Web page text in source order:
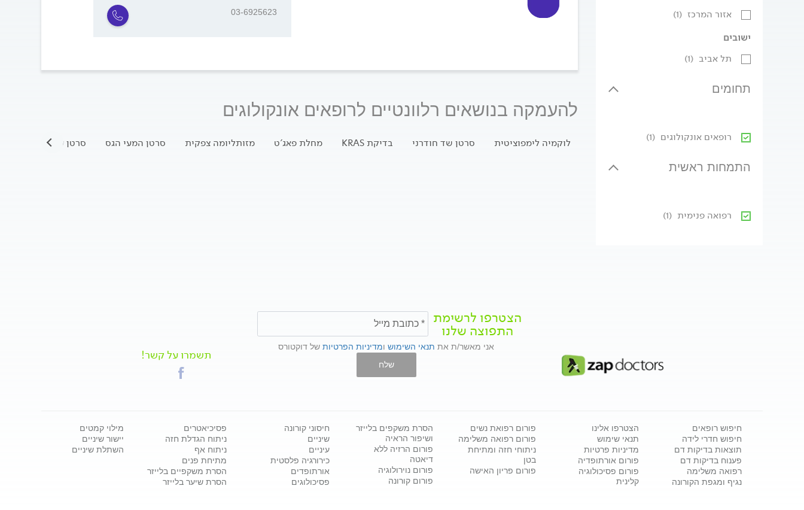
אזור המרכז (1)
ישובים
תל אביב (1)
תחומים
רופאים אונקולוגים (1)
התמחות ראשית
רפואה פנימית (1)
03-6925623
להעמקה בנושאים רלוונטיים לרופאים אונקולוגים
לוקמיה לימפוציטית סרטן שד חודרני בדיקת KRAS מחלת פאג'ט מזותליומה צפקית סרטן המעי הגס סרטן עור
הצטרפו לרשימת
התפוצה שלנו
אני מאשר/ת את תנאי השימוש ומדיניות הפרטיות של דוקטורס
שלח
תשמרו על קשר!
חיפוש רופאים
חיפוש חדרי לידה
תוצאות בדיקות דם
פענוח בדיקות דם
רפואה משלימה
נגיף ומגפת הקורונה
הצטרפו אלינו
תנאי שימוש
מדיניות פרטיות
פורום אורתופדיה
פורום פסיכולוגיה
קלינית
פורום רפואת נשים
פורום רפואה משלימה
ניתוחי חזה ומתיחת
בטן
פורום פריון האישה
הסרת משקפים בלייזר
ושיפור הראיה
פורום הרזיה ללא
דיאטה
פורום נוירולוגיה
פורום קורונה
חיסוני קורונה
שיניים
עיניים
כירורגיה פלסטית
אורתופדים
פסיכולוגים
פסיכיאטרים
ניתוח הגדלת חזה
ניתוח אף
מתיחת פנים
הסרת משקפיים בלייזר
הסרת שיער בלייזר
מילוי קמטים
יישור שיניים
השתלת שיניים